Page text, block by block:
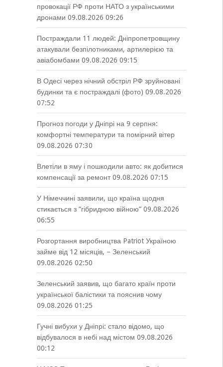
провокації РФ проти НАТО з українськими
дронами 09.08.2026 09:26
Постраждали 11 людей: Дніпропетровщину
атакували безпілотниками, артилерією та
авіабомбами 09.08.2026 09:15
В Одесі через нічний обстріл РФ зруйновані
будинки та є постраждалі (фото) 09.08.2026
07:52
Прогноз погоди у Дніпрі на 9 серпня:
комфортні температури та помірний вітер
09.08.2026 07:30
Влетіли в яму і пошкодили авто: як добитися
компенсації за ремонт 09.08.2026 07:15
У Німеччині заявили, що країна щодня
стикається з “гібридною війною” 09.08.2026
06:55
Розгортання виробництва Patriot Україною
займе від 12 місяців, – Зеленський
09.08.2026 02:50
Зеленський заявив, що багато країн проти
української балістики та пояснив чому
09.08.2026 01:25
Гучні вибухи у Дніпрі: стало відомо, що
відбувалося в небі над містом 09.08.2026
00:12